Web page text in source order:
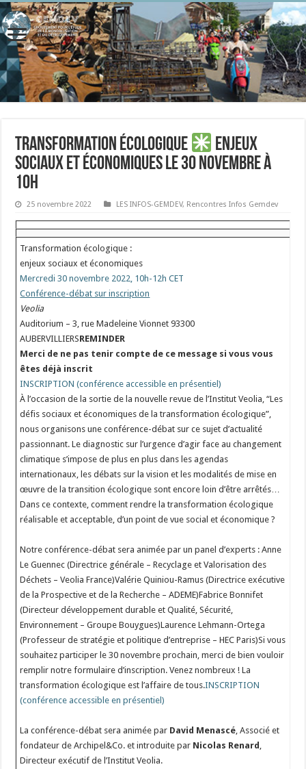
Transformation écologique
enjeux
sociaux et économiques le 30 novembre à
10h
25 novembre 2022 LES INFOS-GEMDEV, Rencontres Infos Gemdev
Transformation écologique :
enjeux sociaux et économiques
Mercredi 30 novembre 2022, 10h-12h CET
Conférence-débat sur inscription
Veolia
Auditorium – 3, rue Madeleine Vionnet 93300
AUBERVILLIERSREMINDER
Merci de ne pas tenir compte de ce message si vous vous
êtes déjà inscrit
INSCRIPTION (conférence accessible en présentiel)
À l’occasion de la sortie de la nouvelle revue de l’Institut Veolia, “Les
défis sociaux et économiques de la transformation écologique”,
nous organisons une conférence-débat sur ce sujet d’actualité
passionnant. Le diagnostic sur l’urgence d’agir face au changement
climatique s’impose de plus en plus dans les agendas
internationaux, les débats sur la vision et les modalités de mise en
œuvre de la transition écologique sont encore loin d’être arrêtés…
Dans ce contexte, comment rendre la transformation écologique
réalisable et acceptable, d’un point de vue social et économique ?
Notre conférence-débat sera animée par un panel d’experts : Anne
Le Guennec (Directrice générale – Recyclage et Valorisation des
Déchets – Veolia France)Valérie Quiniou-Ramus (Directrice exécutive
de la Prospective et de la Recherche – ADEME)Fabrice Bonnifet
(Directeur développement durable et Qualité, Sécurité,
Environnement – Groupe Bouygues)Laurence Lehmann-Ortega
(Professeur de stratégie et politique d’entreprise – HEC Paris)Si vous
souhaitez participer le 30 novembre prochain, merci de bien vouloir
remplir notre formulaire d’inscription. Venez nombreux ! La
transformation écologique est l’affaire de tous.INSCRIPTION
(conférence accessible en présentiel)
La conférence-débat sera animée par David Menascé, Associé et
fondateur de Archipel&Co. et introduite par Nicolas Renard ,
Directeur exécutif de l’Institut Veolia.